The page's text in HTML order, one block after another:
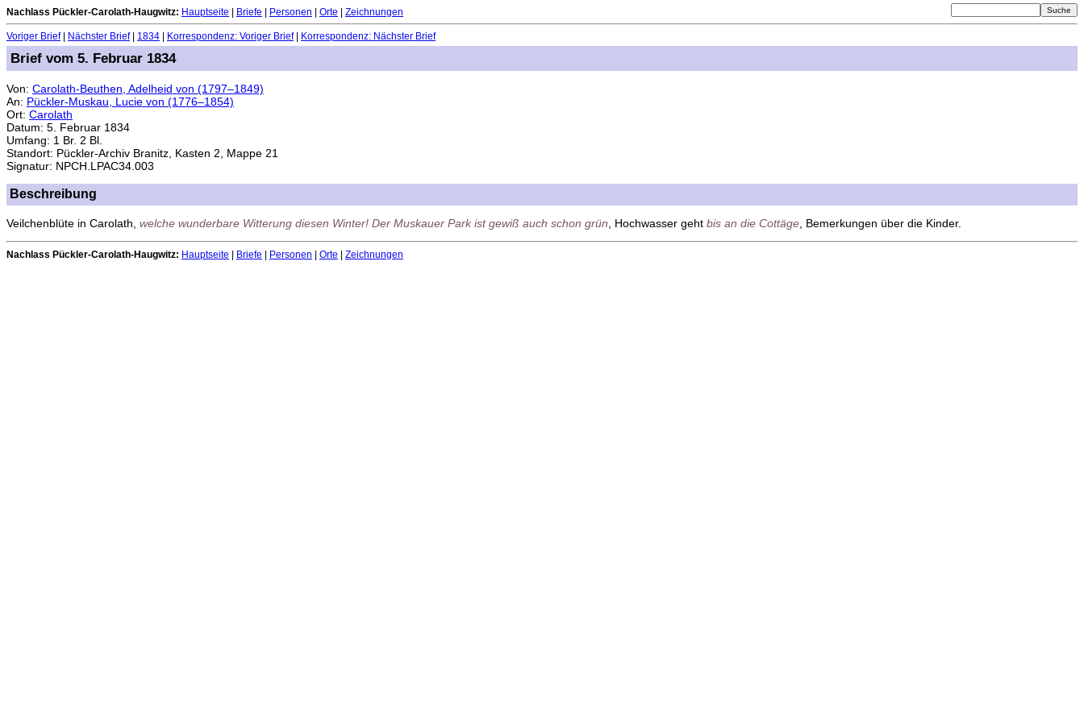
Nachlass Pückler-Carolath-Haugwitz: Hauptseite Briefe Personen Orte Zeichnungen
Voriger Brief| Nächster Brief| 1834 Korrespondenz: Voriger Brief| Korrespondenz: Nächster Brief
Brief vom 5. Februar 1834
Von: Carolath-Beuthen, Adelheid von (1797–1849)
An: Pückler-Muskau, Lucie von (1776–1854)
Ort: Carolath
Datum: 5. Februar 1834
Umfang: 1 Br. 2 Bl.
Standort: Pückler-Archiv Branitz, Kasten 2, Mappe 21
Signatur: NPCH.LPAC34.003
Beschreibung
Veilchenblüte in Carolath, welche wunderbare Witterung diesen Winter! Der Muskauer Park ist gewiß auch schon grün , Hochwasser geht bis an die Cottäge , Bemerkungen über die Kinder.
Nachlass Pückler-Carolath-Haugwitz: Hauptseite | Briefe | Personen | Orte | Zeichnungen